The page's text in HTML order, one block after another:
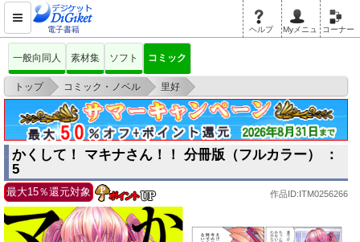
電子書籍 ヘルプ Myメニュ コーナー
一般向同人 素材集 ソフト コミック
トップ > コミック・ノベル > 里好
>
かくして！ マキナさん！！ 分冊版（フルカラー） ： 5
かくして！ マキナさん！！ 分冊版（フルカラー） ：
5
最大15％還元対象 作品ID:ITM0256266